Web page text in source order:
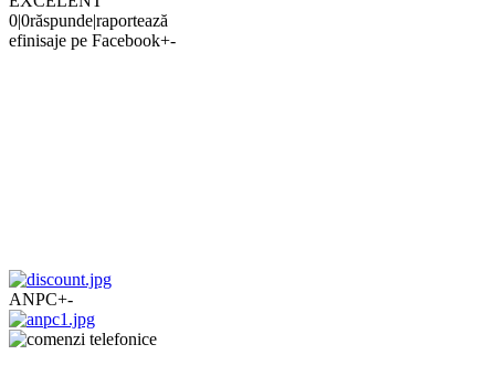
0|0răspunde|raportează
efinisaje pe Facebook+-
ANPC+-